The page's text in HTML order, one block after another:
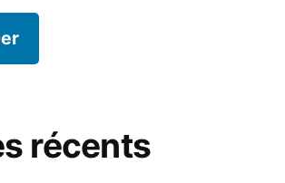
récents